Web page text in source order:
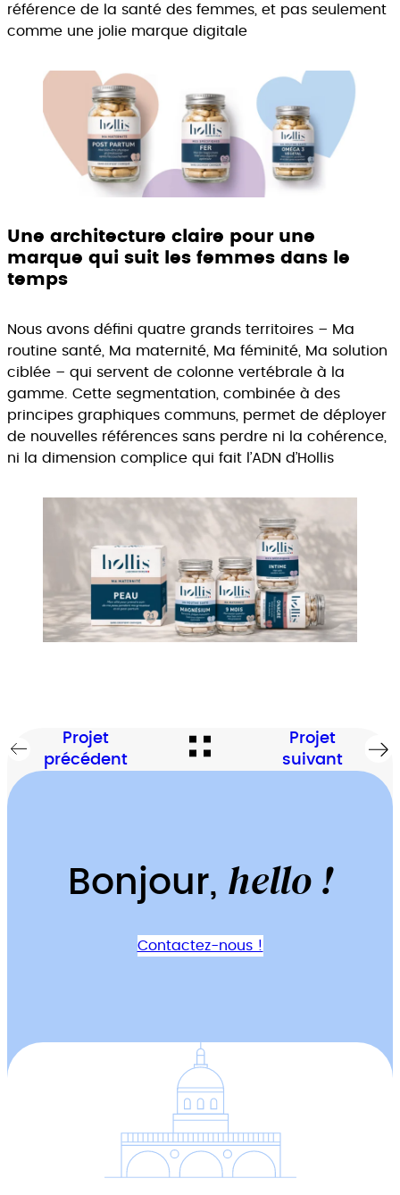
référence de la santé des femmes, et pas seulement
comme une jolie marque digitale
Une architecture claire pour une
marque qui suit les femmes dans le
temps
Nous avons défini quatre grands territoires – Ma
routine santé, Ma maternité, Ma féminité, Ma solution
ciblée – qui servent de colonne vertébrale à la
gamme. Cette segmentation, combinée à des
principes graphiques communs, permet de déployer
de nouvelles références sans perdre ni la cohérence,
ni la dimension complice qui fait l’ADN d’Hollis
Projet
précédent
Projet
suivant
Bonjour, hello !
Contactez-nous !